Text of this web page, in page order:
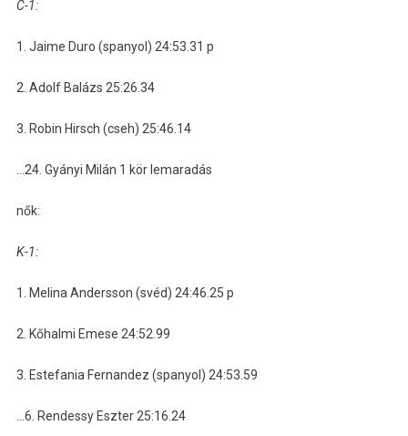
C-1:
1. Jaime Duro (spanyol) 24:53.31 p
2. Adolf Balázs 25:26.34
3. Robin Hirsch (cseh) 25:46.14
…24. Gyányi Milán 1 kör lemaradás
nők:
K-1:
1. Melina Andersson (svéd) 24:46.25 p
2. Kőhalmi Emese 24:52.99
3. Estefania Fernandez (spanyol) 24:53.59
…6. Rendessy Eszter 25:16.24